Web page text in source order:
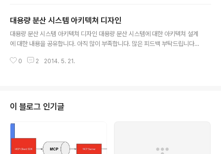
파울러(Martin folwer)가 이에 대한 MSA에 대한 개념을
글로 정리하여, 개념을 정립 시키는데 일조를 하였다.이 글
에서는 대규모 분산 웹시스템의 아키텍쳐 스타일로 주목
모노리틱 아키텍쳐(Monolithic Architecture) 마이크로
대용량 분산 시스템 아키텍쳐 디자인
대용량 분산 시스템 아키텍쳐 디자인 대용량 분산 시스템에 대한 아키텍쳐 설계
에 대한 내용을 공유합니다. 아직 많이 부족합니다. 많은 피드백 부탁드립니다.
론 from Terry Cho 2. 대용량 분산 시스템 아키텍쳐 대용량 분산 아키텍쳐
분산 아키텍쳐 설계 #4. soa 아키텍쳐 from Terry Cho 5. 레퍼런스 아키텍
쳐 - REST 대용량 분산 아키텍쳐 설계 #5. ..
0 2 2014. 5. 21.
이 블로그 인기글